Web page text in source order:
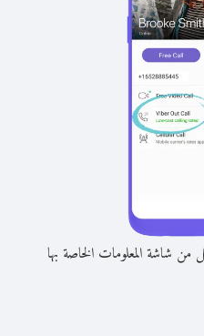
شاشة المعلومات الخاصة بها